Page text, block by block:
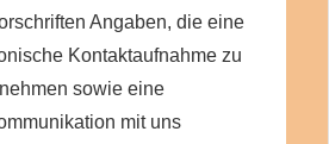
Angaben, die eine
Kontaktaufnahme zu
sowie eine
mit uns